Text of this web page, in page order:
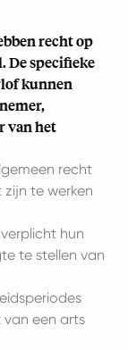
recht op
De specifieke
kunnen
van het
recht
te werken
hun
te stellen van
van een arts